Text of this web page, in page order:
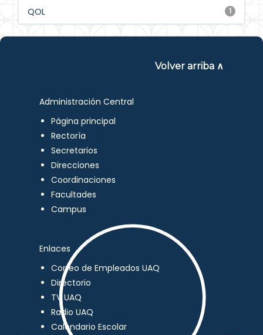
1
QOL
Volver arriba ∧
Administración Central
Página principal
Rectoría
Secretarios
Direcciones
Coordinaciones
Facultades
Campus
Enlaces
Correo de Empleados UAQ
Directorio
TV UAQ
Radio UAQ
Calendario Escolar